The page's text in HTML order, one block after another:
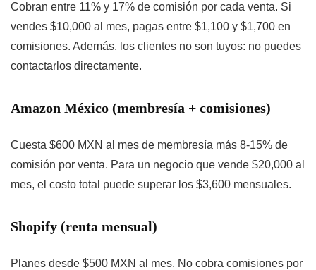
Cobran entre 11% y 17% de comisión por cada venta. Si
vendes $10,000 al mes, pagas entre $1,100 y $1,700 en
comisiones. Además, los clientes no son tuyos: no puedes
contactarlos directamente.
Amazon México (membresía + comisiones)
Cuesta $600 MXN al mes de membresía más 8-15% de
comisión por venta. Para un negocio que vende $20,000 al
mes, el costo total puede superar los $3,600 mensuales.
Shopify (renta mensual)
Planes desde $500 MXN al mes. No cobra comisiones por